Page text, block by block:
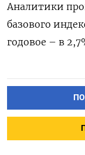
Аналитики
базового
годовое – в